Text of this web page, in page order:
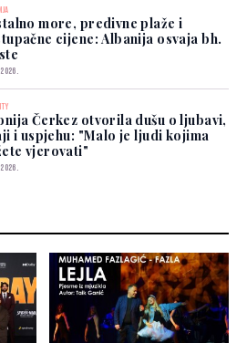
more, predivne plaže i
cijene: Albanija osvaja bh.
Čerkez otvorila dušu o ljubavi,
i uspjehu: "Malo je ljudi kojima
vjerovati"